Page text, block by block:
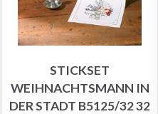
STICKSET
WEIHNACHTSMANN IN
DER STADT B5125/32 32